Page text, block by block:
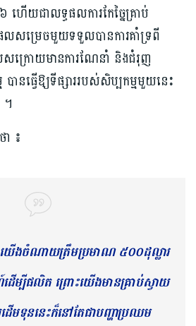
ើយជាលទ្ធផលការកែច្នៃគ្រាប់
លសម្រេចមួយទទួលបានការគាំទ្រពី
រោយមានការណែនាំ និងជំរុញ
ានធ្វើឱ្យទីផ្សាររបស់សិប្បកម្មមួយនេះ
។
ា ៖
ើងចំណាយត្រឹមប្រមាណ ៥០០ដុល្លារ
ម្បីផលិត ព្រោះយើងមានគ្រាប់ស្វាយ
ើមទុននេះក៏នៅតែជាបញ្ហាប្រឈម